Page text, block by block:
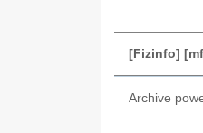
[Fizinfo]
Archive